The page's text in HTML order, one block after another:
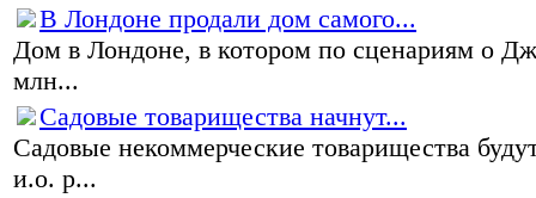
В Лондоне продали дом самого...
Дом в Лондоне, в котором по сценариям о
млн...
Садовые товарищества начнут...
Садовые некоммерческие товарищества
и.о. р...